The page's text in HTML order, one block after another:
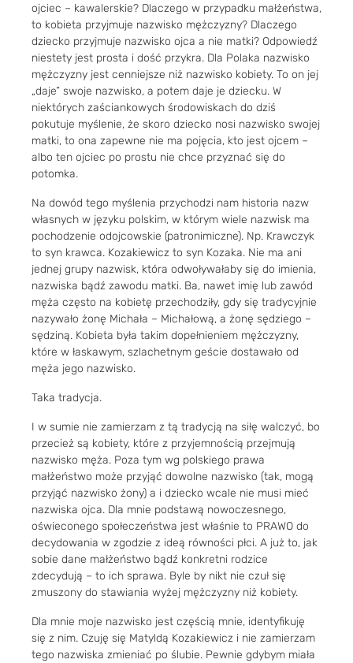
ojciec – kawalerskie? Dlaczego w przypadku małżeństwa,
to kobieta przyjmuje nazwisko mężczyzny? Dlaczego
dziecko przyjmuje nazwisko ojca a nie matki? Odpowiedź
niestety jest prosta i dość przykra. Dla Polaka nazwisko
mężczyzny jest cenniejsze niż nazwisko kobiety. To on jej
„daje” swoje nazwisko, a potem daje je dziecku. W
niektórych zaściankowych środowiskach do dziś
pokutuje myślenie, że skoro dziecko nosi nazwisko swojej
matki, to ona zapewne nie ma pojęcia, kto jest ojcem –
albo ten ojciec po prostu nie chce przyznać się do
potomka.
Na dowód tego myślenia przychodzi nam historia nazw
własnych w języku polskim, w którym wiele nazwisk ma
pochodzenie odojcowskie (patronimiczne). Np. Krawczyk
to syn krawca. Kozakiewicz to syn Kozaka. Nie ma ani
jednej grupy nazwisk, która odwoływałaby się do imienia,
nazwiska bądź zawodu matki. Ba, nawet imię lub zawód
męża często na kobietę przechodziły, gdy się tradycyjnie
nazywało żonę Michała – Michałową, a żonę sędziego –
sędziną. Kobieta była takim dopełnieniem mężczyzny,
które w łaskawym, szlachetnym geście dostawało od
męża jego nazwisko.
Taka tradycja.
I w sumie nie zamierzam z tą tradycją na siłę walczyć, bo
przecież są kobiety, które z przyjemnością przejmują
nazwisko męża. Poza tym wg polskiego prawa
małżeństwo może przyjąć dowolne nazwisko (tak, mogą
przyjąć nazwisko żony) a i dziecko wcale nie musi mieć
nazwiska ojca. Dla mnie podstawą nowoczesnego,
oświeconego społeczeństwa jest właśnie to PRAWO do
decydowania w zgodzie z ideą równości płci. A już to, jak
sobie dane małżeństwo bądź konkretni rodzice
zdecydują – to ich sprawa. Byle by nikt nie czuł się
zmuszony do stawiania wyżej mężczyzny niż kobiety.
Dla mnie moje nazwisko jest częścią mnie, identyfikuję
się z nim. Czuję się Matyldą Kozakiewicz i nie zamierzam
tego nazwiska zmieniać po ślubie. Pewnie gdybym miała